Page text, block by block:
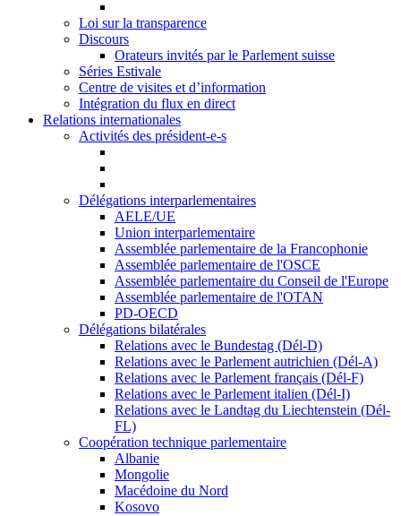
Loi sur la transparence
Discours
Orateurs invités par le Parlement suisse
Séries Estivale
Centre de visites et d’information
Intégration du flux en direct
Relations internationales
Activités des président-e-s
Délégations interparlementaires
AELE/UE
Union interparlementaire
Assemblée parlementaire de la Francophonie
Assemblée parlementaire de l'OSCE
Assemblée parlementaire du Conseil de l'Europe
Assemblée parlementaire de l'OTAN
PD-OECD
Délégations bilatérales
Relations avec le Bundestag (Dél-D)
Relations avec le Parlement autrichien (Dél-A)
Relations avec le Parlement français (Dél-F)
Relations avec le Parlement italien (Dél-I)
Relations avec le Landtag du Liechtenstein (Dél-
FL)
Coopération technique parlementaire
Albanie
Mongolie
Macédoine du Nord
Kosovo